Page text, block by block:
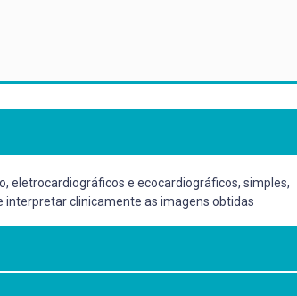
eletrocardiográficos e ecocardiográficos, simples,
clinicamente as imagens obtidas